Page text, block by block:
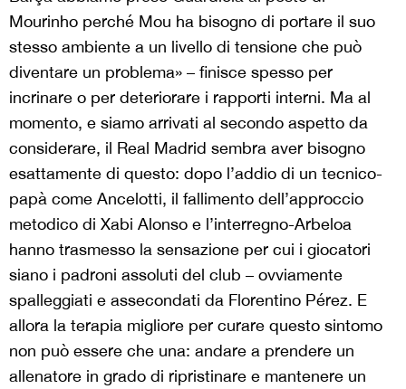
Mourinho perché Mou ha bisogno di portare il suo
stesso ambiente a un livello di tensione che può
diventare un problema» – finisce spesso per
incrinare o per deteriorare i rapporti interni. Ma al
momento, e siamo arrivati al secondo aspetto da
considerare, il Real Madrid sembra aver bisogno
esattamente di questo: dopo l’addio di un tecnico-
papà come Ancelotti, il fallimento dell’approccio
metodico di Xabi Alonso e l’interregno-Arbeloa
hanno trasmesso la sensazione per cui i giocatori
siano i padroni assoluti del club – ovviamente
spalleggiati e assecondati da Florentino Pérez. E
allora la terapia migliore per curare questo sintomo
non può essere che una: andare a prendere un
allenatore in grado di ripristinare e mantenere un